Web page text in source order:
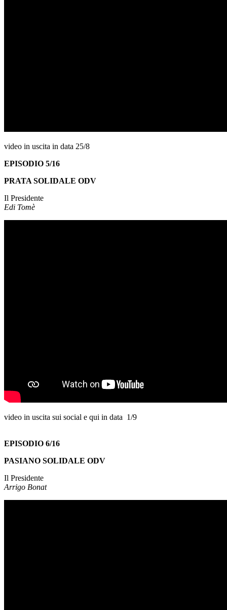
video in uscita in data 25/8
EPISODIO 5/16
PRATA SOLIDALE ODV
Il Presidente
Edi Tomè
video in uscita sui social e qui in data 1/9
EPISODIO 6/16
PASIANO SOLIDALE ODV
Il Presidente
Arrigo Bonat